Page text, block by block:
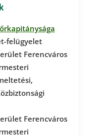
felügyelet
Ferencváros
Ferencváros